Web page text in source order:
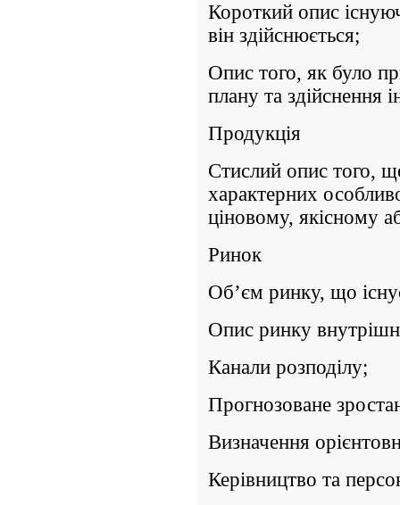
Короткий опис
він здійснюється;
Опис того, як було
плану та здійснення
Продукція
Стислий опис того,
характерних
ціновому, якісному
Ринок
Об’єм ринку, що
Опис ринку
Канали розподілу;
Прогнозоване
Визначення
Керівництво та